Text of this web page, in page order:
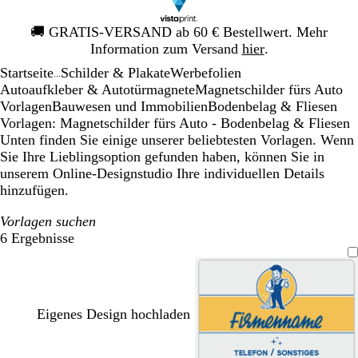
🚚 GRATIS-VERSAND ab 60 € Bestellwert. Mehr
Information zum Versand hier.
Galeriebild
1
Startseite Schilder & PlakateWerbefolien
Autoaufkleber & AutotürmagneteMagnetschilder fürs Auto
VorlagenBauwesen und ImmobilienBodenbelag & Fliesen
Vorlagen: Magnetschilder fürs Auto - Bodenbelag & Fliesen
Unten finden Sie einige unserer beliebtesten Vorlagen. Wenn
Sie Ihre Lieblingsoption gefunden haben, können Sie in
unserem Online-Designstudio Ihre individuellen Details
hinzufügen.
Vorlagen suchen
6 Ergebnisse
Filter
Eigenes Design hochladen